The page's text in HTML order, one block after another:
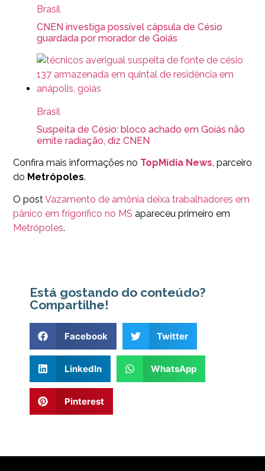
Brasil
CNEN investiga possível cápsula de Césio
guardada por morador de Goiás
Brasil
Suspeita de Césio: bloco achado em Goiás não
emite radiação, diz CNEN
Confira mais informações no TopMídia News , parceiro
do Metrópoles.
O postVazamento de amônia deixa trabalhadores em
pânico em frigorífico no MS apareceu primeiro em
Metrópoles.
Está gostando do conteúdo?
Compartilhe!
Facebook Twitter
LinkedIn WhatsApp
Pinterest